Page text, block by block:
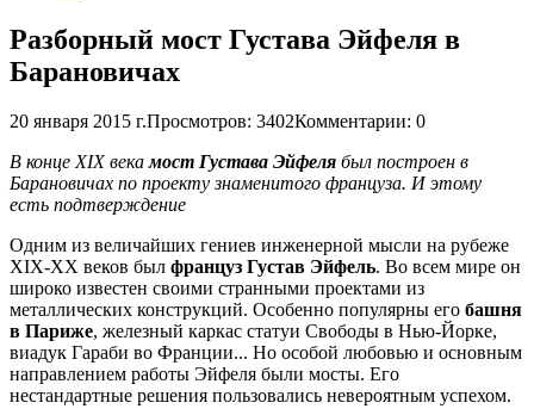
Разборный мост Густава Эйфеля в
Барановичах
20 января 2015 г.Просмотров: 3402Комментарии: 0
В конце XIX векамост Густава Эйфеля был построен в
Барановичах по проекту знаменитого француза. И этому
есть подтверждение
Одним из величайших гениев инженерной мысли на рубеже
XIX-XX веков был француз Густав Эйфель. Во всем мире он
широко известен своими странными проектами из
металлических конструкций. Особенно популярны его башня
в Париже, железный каркас статуи Свободы в Нью-Йорке,
виадук Гараби во Франции... Но особой любовью и основным
направлением работы Эйфеля были мосты. Его
нестандартные решения пользовались невероятным успехом.